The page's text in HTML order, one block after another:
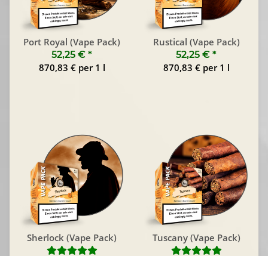
Port Royal (Vape Pack)
52,25 € *
870,83 € per 1 l
Rustical (Vape Pack)
52,25 € *
870,83 € per 1 l
Sherlock (Vape Pack) Tuscany (Vape Pack)